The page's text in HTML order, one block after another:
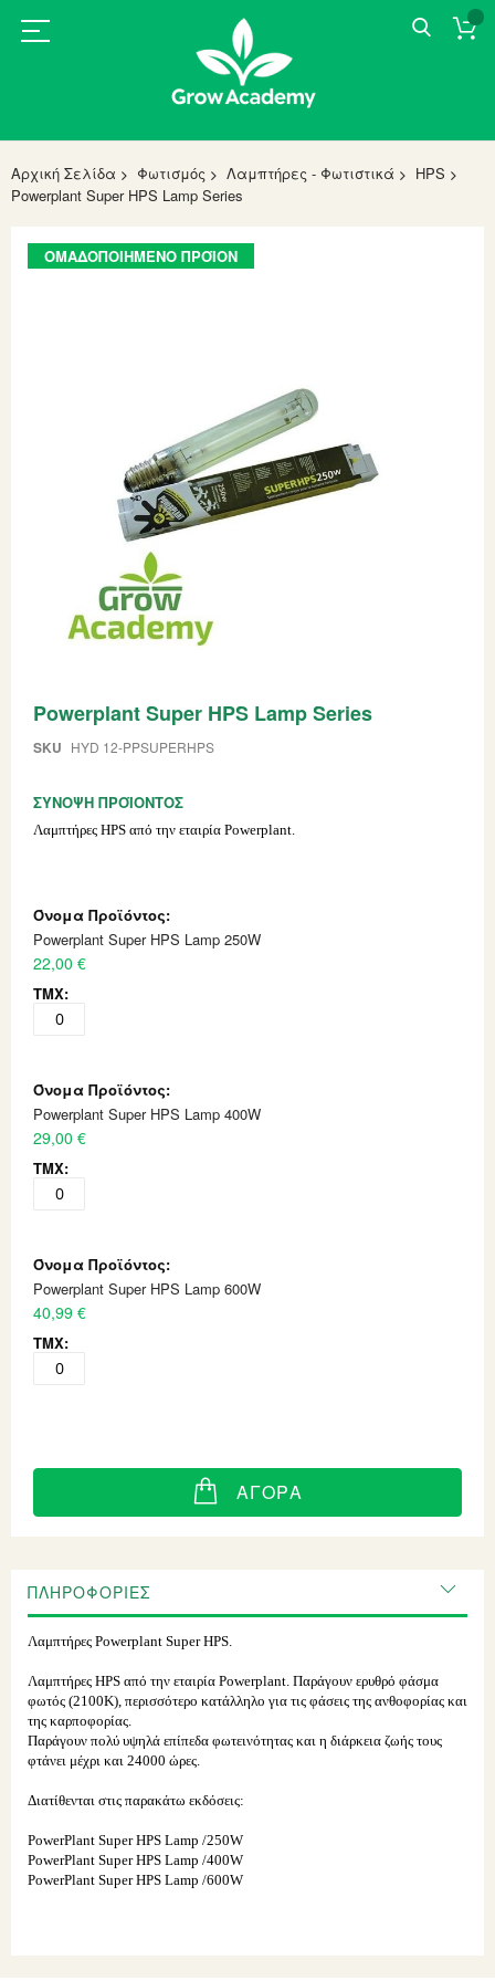
Αρχική Σελίδα Φωτισμός Λαμπτήρες - Φωτιστικά
HPS
Powerplant Super HPS Lamp Series
Skip
to
ΟΜΑΔΟΠΟΙΗΜΈΝΟ ΠΡΟΪΌΝ
to
beginning
images
gallery
Powerplant Super HPS Lamp Series
SKU HYD 12-PPSUPERHPS
ΣΎΝΟΨΗ ΠΡΟΪΌΝΤΟΣ
Λαμπτήρες HPS από την εταιρία Powerplant.
product
items
Powerplant Super HPS Lamp 250W
22,00 €
Powerplant Super HPS Lamp 400W
29,00 €
Powerplant Super HPS Lamp 600W
40,99 €
ΑΓΟΡΆ
ΠΛΗΡΟΦΟΡΊΕΣ
Λαμπτήρες Powerplant Super HPS.
Λαμπτήρες HPS από την εταιρία Powerplant. Παράγουν ερυθρό φάσμα
φωτός (2100K), περισσότερο κατάλληλο για τις φάσεις της ανθοφορίας και
της καρποφορίας.
Παράγουν πολύ υψηλά επίπεδα φωτεινότητας και η διάρκεια ζωής τους
φτάνει μέχρι και 24000 ώρες.
Διατίθενται στις παρακάτω εκδόσεις:
PowerPlant Super HPS Lamp /250W
PowerPlant Super HPS Lamp /400W
PowerPlant Super HPS Lamp /600W